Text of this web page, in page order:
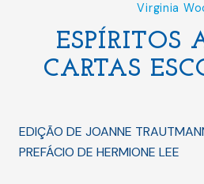
Virginia
ESPÍRITOS
CARTAS
EDIÇÃO DE JOANNE
PREFÁCIO DE HERMIONE LEE